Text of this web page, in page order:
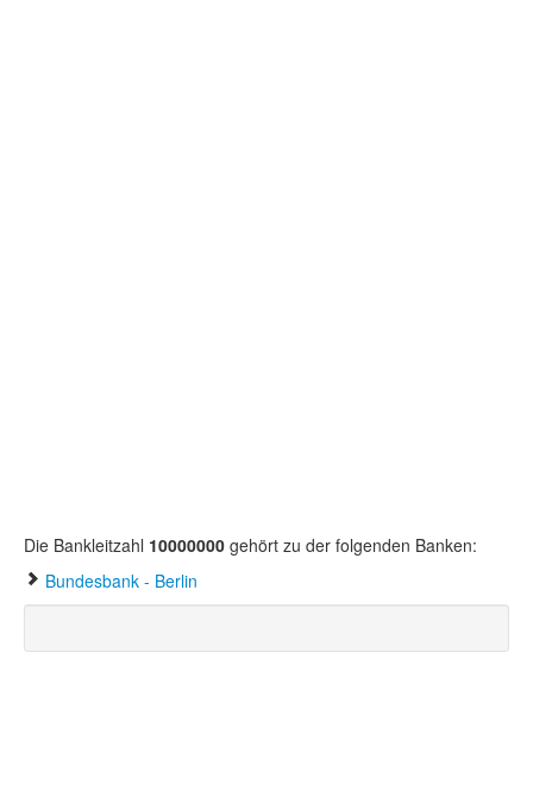
Die Bankleitzahl 10000000 gehört zu der folgenden Banken:
Bundesbank - Berlin